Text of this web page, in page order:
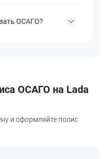
ОСАГО?
ОСАГО на Lada
и оформляйте полис